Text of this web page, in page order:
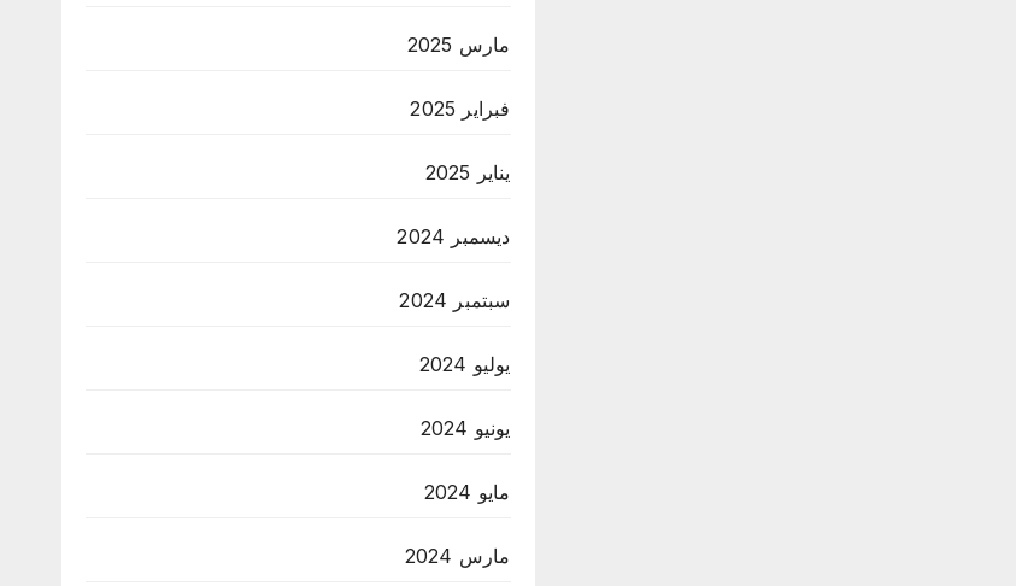
مارس 2025
فبراير 2025
يناير 2025
ديسمبر 2024
سبتمبر 2024
يوليو 2024
يونيو 2024
مايو 2024
مارس 2024